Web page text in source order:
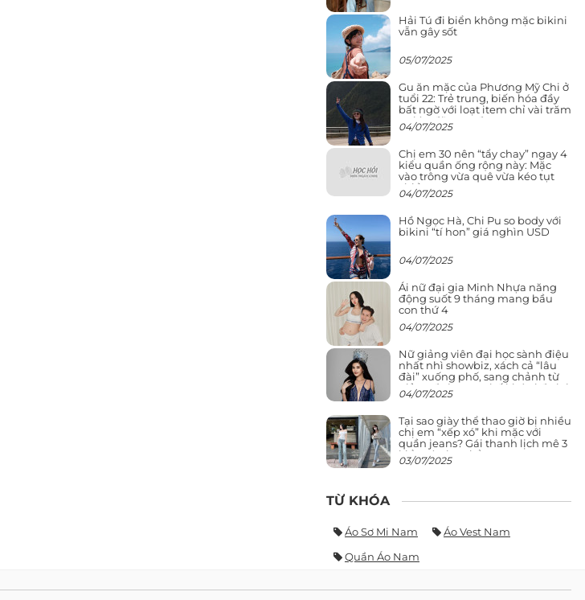
Hải Tú đi biển không mặc bikini
vẫn gây sốt
05/07/2025
Gu ăn mặc của Phương Mỹ Chi ở
tuổi 22: Trẻ trung, biến hóa đầy
bất ngờ với loạt item chỉ vài trăm
nghìn đã mua được
04/07/2025
Chị em 30 nên “tẩy chay” ngay 4
kiểu quần ống rộng này: Mặc
vào trông vừa quê vừa kéo tụt
chiều cao
04/07/2025
Hồ Ngọc Hà, Chi Pu so body với
bikini “tí hon” giá nghìn USD
04/07/2025
Ái nữ đại gia Minh Nhựa năng
động suốt 9 tháng mang bầu
con thứ 4
04/07/2025
Nữ giảng viên đại học sành điệu
nhất nhì showbiz, xách cả “lâu
đài” xuống phố, sang chảnh từ
giảng đường ra phố khó ai đọ lại
04/07/2025
Tại sao giày thể thao giờ bị nhiều
chị em “xếp xó” khi mặc với
quần jeans? Gái thanh lịch mê 3
kiểu này hơn hẳn
03/07/2025
TỪ KHÓA
Áo Sơ Mi Nam
Áo Vest Nam
Quần Áo Nam